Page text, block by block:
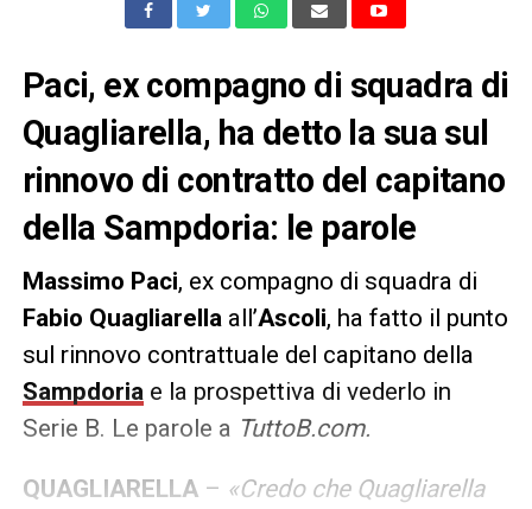
Paci, ex compagno di squadra di
Quagliarella, ha detto la sua sul
rinnovo di contratto del capitano
della Sampdoria: le parole
Massimo Paci, ex compagno di squadra di
Fabio Quagliarellaall’Ascoli, ha fatto il punto
sul rinnovo contrattuale del capitano della
Sampdoriae la prospettiva di vederlo in
Serie B. Le parole a TuttoB.com.
QUAGLIARELLA– «Credo che Quagliarella